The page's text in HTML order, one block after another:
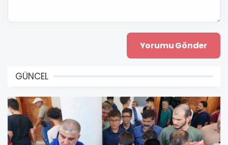
GÜNCEL